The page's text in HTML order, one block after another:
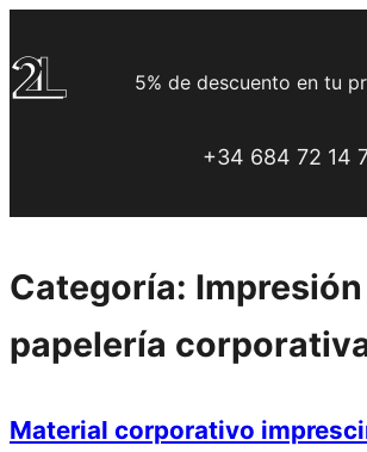
al
contenido
5% de descuento en tu
+34 684 72 14
Categoría:
papelería
Material corporativo